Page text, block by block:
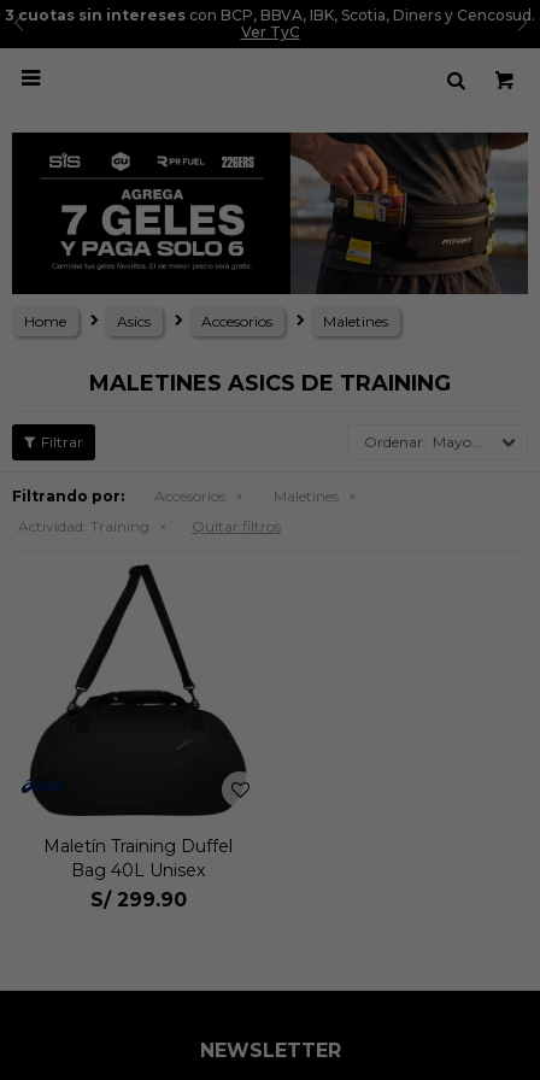
3 cuotas sin intereses con BCP, BBVA, IBK, Scotia, Diners y Cencosud.
Ver TyC

Home Asics Accesorios Maletines
MALETINES ASICS DE TRAINING
Mayor precio
Filtrando por: Accesorios
Maletines
Actividad: Training Quitar filtros
Maletín Training Duffel
Bag 40L Unisex
S/ 299.90
NEWSLETTER